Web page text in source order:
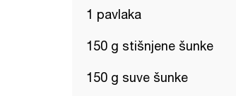
1 pavlaka
150 g stišnjene šunke
150 g suve šunke